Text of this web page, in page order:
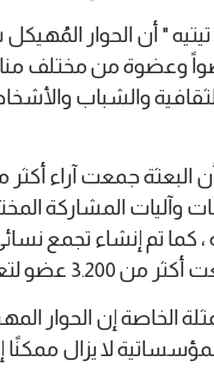
" أن الحوار
عضواً وعضوة من مختلف
وآليات المشاركة
، كما تم إنشاء تجمع
الحوار ومشاركة الشباب الليبي.
الخاصة إن الحوار
لا يزال